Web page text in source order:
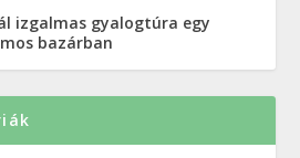
izgalmas gyalogtúra egy
bazárban